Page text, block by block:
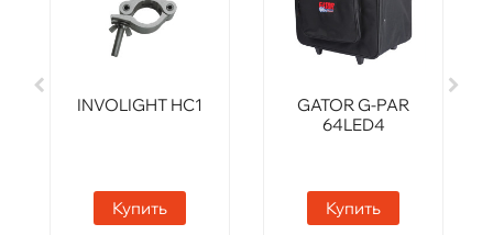
INVOLIGHT HC1
Купить
GATOR G-PAR
64LED4
Купить